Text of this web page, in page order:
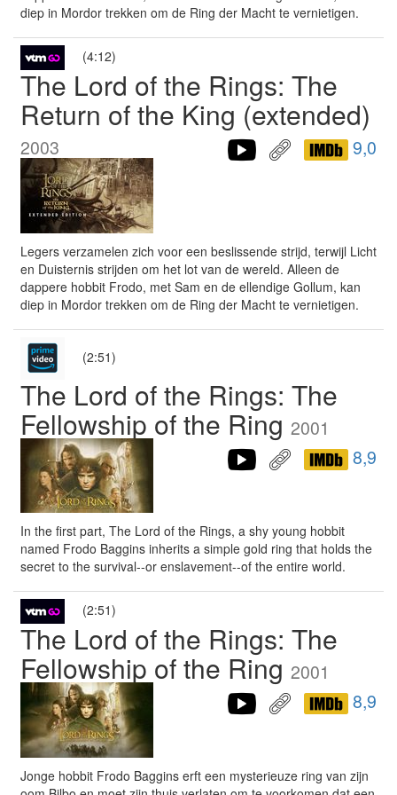
diep in Mordor trekken om de Ring der Macht te vernietigen.
(4:12)
The Lord of the Rings: The
Return of the King (extended)
2003 9,0
Legers verzamelen zich voor een beslissende strijd, terwijl Licht
en Duisternis strijden om het lot van de wereld. Alleen de
dappere hobbit Frodo, met Sam en de ellendige Gollum, kan
diep in Mordor trekken om de Ring der Macht te vernietigen.
(2:51)
The Lord of the Rings: The
Fellowship of the Ring 2001
8,9
In the first part, The Lord of the Rings, a shy young hobbit
named Frodo Baggins inherits a simple gold ring that holds the
secret to the survival--or enslavement--of the entire world.
(2:51)
The Lord of the Rings: The
Fellowship of the Ring 2001
8,9
Jonge hobbit Frodo Baggins erft een mysterieuze ring van zijn